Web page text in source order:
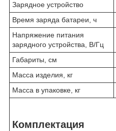
Зарядное устройство
Время заряда батареи, ч
Напряжение питания
зарядного устройства, В/Гц
Габариты, см
Масса изделия, кг
Масса в упаковке, кг
Комплектация